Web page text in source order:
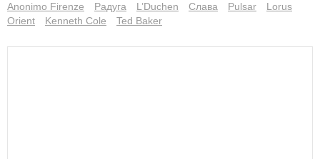
Anonimo Firenze
Радуга L’Duchen Слава Pulsar
Lorus
Orient
Kenneth Cole Ted Baker